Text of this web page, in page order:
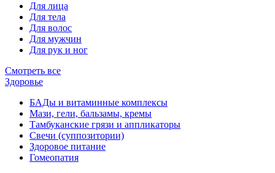
Для лица
Для тела
Для волос
Для мужчин
Для рук и ног
Смотреть все
Здоровье
БАДы и витаминные комплексы
Мази, гели, бальзамы, кремы
Тамбуканские грязи и аппликаторы
Свечи (суппозитории)
Здоровое питание
Гомеопатия